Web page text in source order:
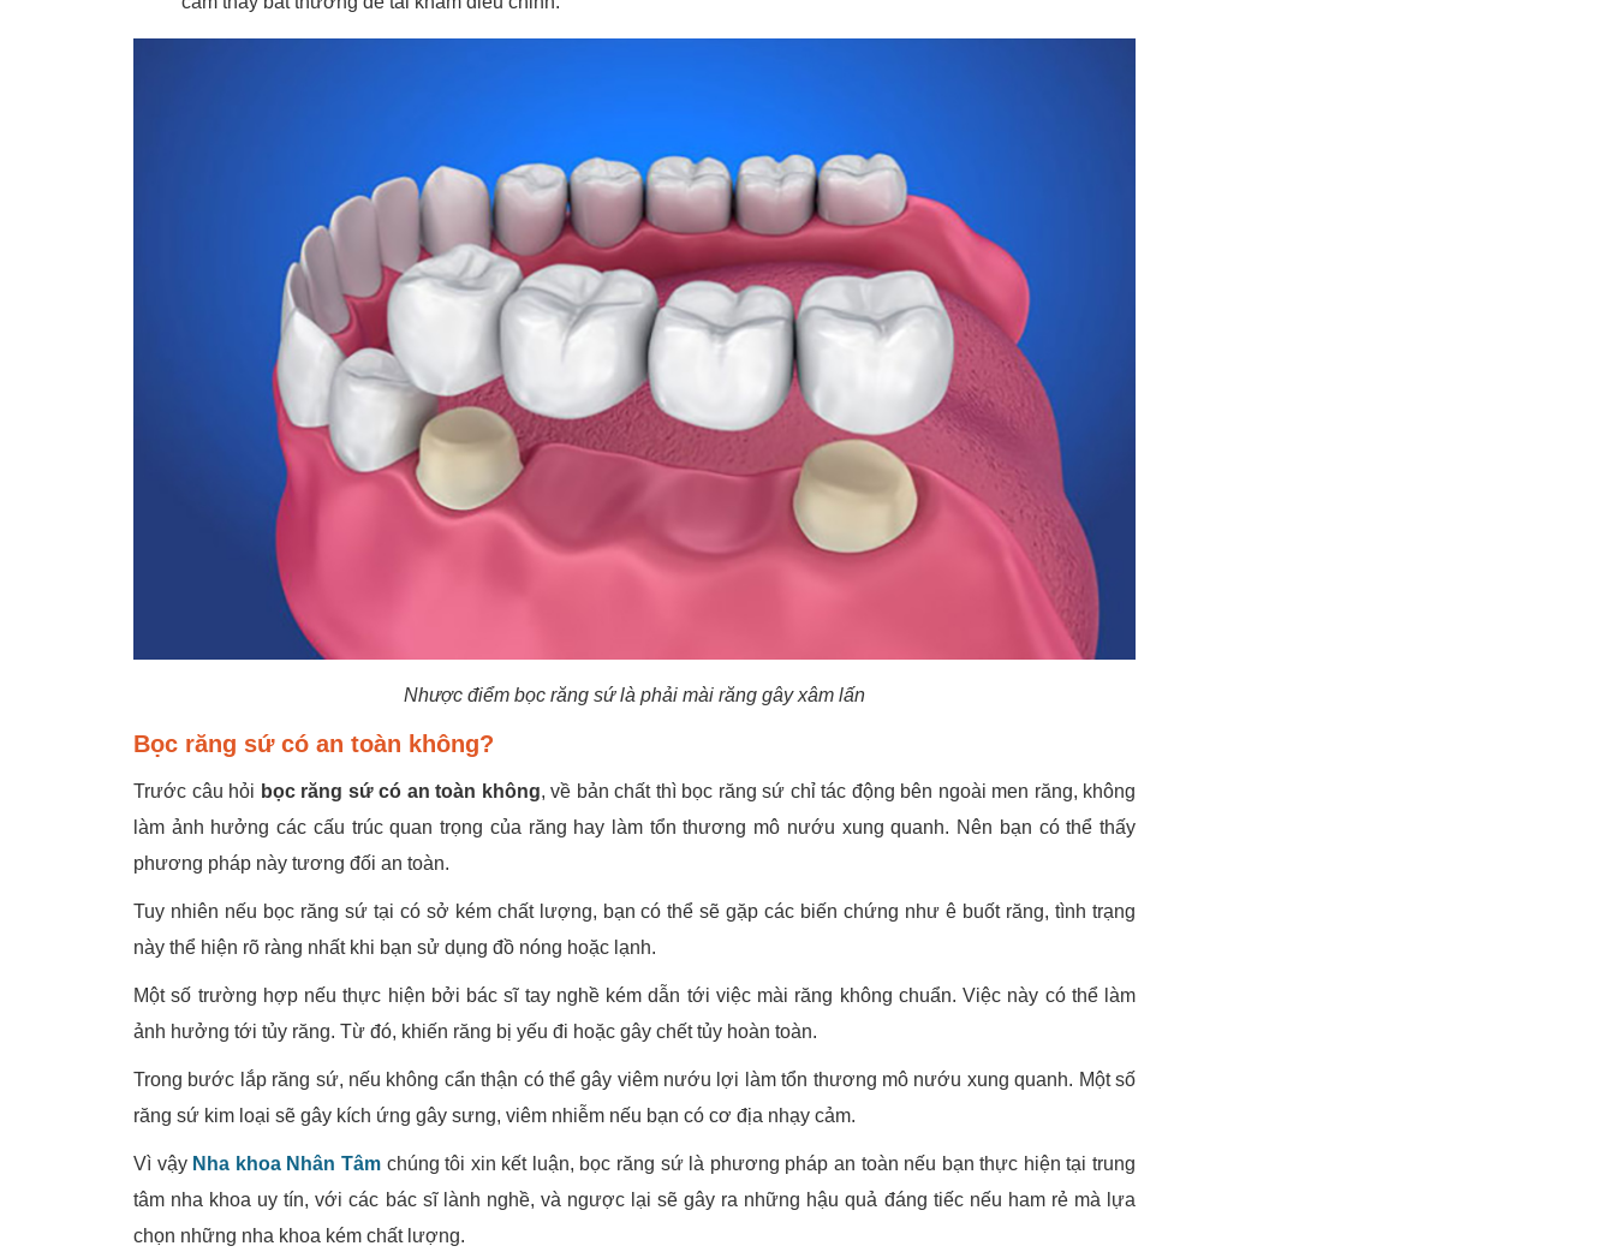
Nhược điểm bọc răng sứ là phải mài răng gây xâm lấn
Bọc răng sứ có an toàn không?
Trước câu hỏi bọc răng sứ có an toàn không, về bản chất thì bọc răng sứ chỉ tác động bên ngoài men răng, không
làm ảnh hưởng các cấu trúc quan trọng của răng hay làm tổn thương mô nướu xung quanh. Nên bạn có thể thấy
phương pháp này tương đối an toàn.
Tuy nhiên nếu bọc răng sứ tại có sở kém chất lượng, bạn có thể sẽ gặp các biến chứng như ê buốt răng, tình trạng
này thể hiện rõ ràng nhất khi bạn sử dụng đồ nóng hoặc lạnh.
Một số trường hợp nếu thực hiện bởi bác sĩ tay nghề kém dẫn tới việc mài răng không chuẩn. Việc này có thể làm
ảnh hưởng tới tủy răng. Từ đó, khiến răng bị yếu đi hoặc gây chết tủy hoàn toàn.
Trong bước lắp răng sứ, nếu không cẩn thận có thể gây viêm nướu lợi làm tổn thương mô nướu xung quanh. Một số
răng sứ kim loại sẽ gây kích ứng gây sưng, viêm nhiễm nếu bạn có cơ địa nhạy cảm.
Vì vậy Nha khoa Nhân Tâmchúng tôi xin kết luận, bọc răng sứ là phương pháp an toàn nếu bạn thực hiện tại trung
tâm nha khoa uy tín, với các bác sĩ lành nghề, và ngược lại sẽ gây ra những hậu quả đáng tiếc nếu ham rẻ mà lựa
chọn những nha khoa kém chất lượng.